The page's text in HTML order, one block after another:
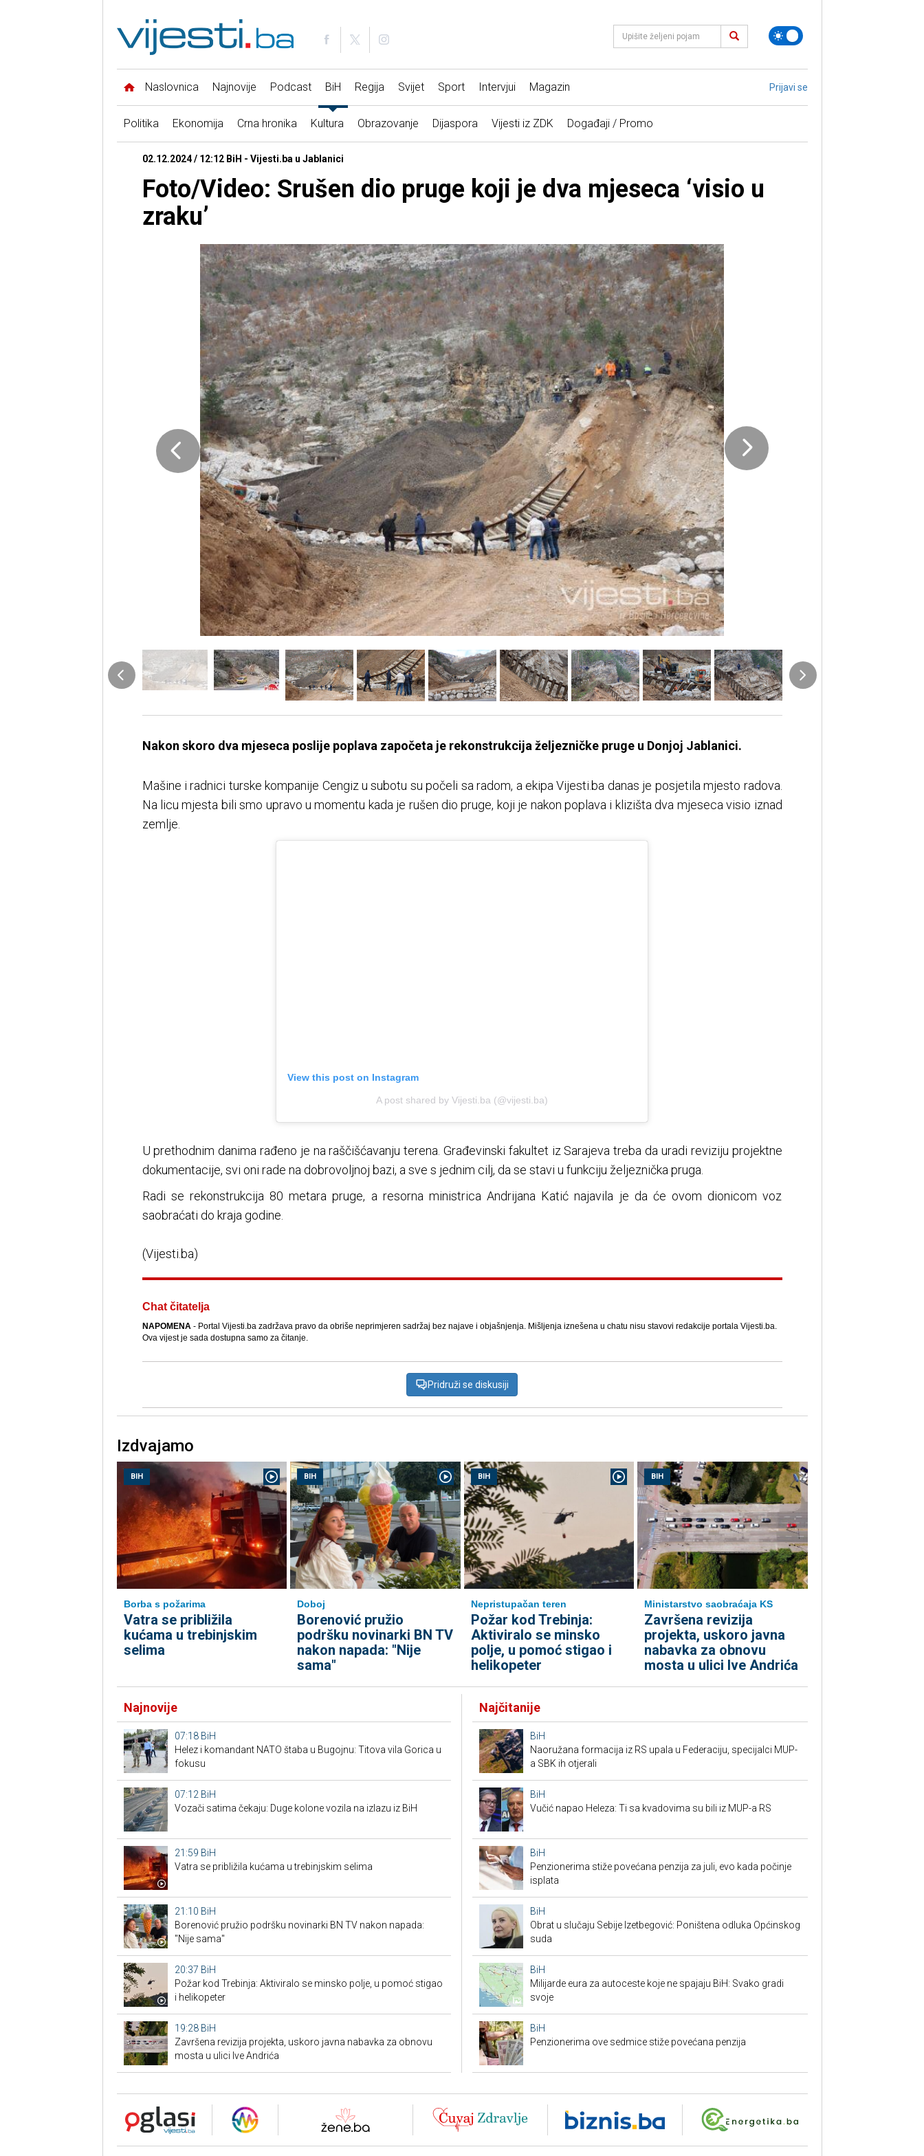
Naslovnica Najnovije Podcast BiH Regija Svijet Sport Intervjui Magazin Prijavi se
Politika Ekonomija Crna hronika Kultura Obrazovanje Dijaspora Vijesti iz ZDK Događaji / Promo
02.12.2024 / 12:12 BiH - Vijesti.ba u Jablanici
Foto/Video: Srušen dio pruge koji je dva mjeseca ‘visio u
zraku’
Nakon skoro dva mjeseca poslije poplava započeta je rekonstrukcija željezničke pruge u Donjoj Jablanici.
Mašine i radnici turske kompanije Cengiz u subotu su počeli sa radom, a ekipa Vijesti.ba danas je posjetila mjesto radova.
Na licu mjesta bili smo upravo u momentu kada je rušen dio pruge, koji je nakon poplava i klizišta dva mjeseca visio iznad
zemlje.
View this post on Instagram
A post shared by Vijesti.ba (@vijesti.ba)
U prethodnim danima rađeno je na raščišćavanju terena. Građevinski fakultet iz Sarajeva treba da uradi reviziju projektne
dokumentacije, svi oni rade na dobrovoljnoj bazi, a sve s jednim cilj, da se stavi u funkciju željeznička pruga.
Radi se rekonstrukcija 80 metara pruge, a resorna ministrica Andrijana Katić najavila je da će ovom dionicom voz
saobraćati do kraja godine.
(Vijesti.ba)
Chat čitatelja
NAPOMENA - Portal Vijesti.ba zadržava pravo da obriše neprimjeren sadržaj bez najave i objašnjenja. Mišljenja iznešena u chatu nisu stavovi redakcije portala Vijesti.ba.
Ova vijest je sada dostupna samo za čitanje.
Pridruži se diskusiji
Izdvajamo
BIH
Borba s požarima
Vatra se približila
kućama u trebinjskim
selima
BIH
Doboj
Borenović pružio
podršku novinarki BN TV
nakon napada: "Nije
sama"
BIH
Nepristupačan teren
Požar kod Trebinja:
Aktiviralo se minsko
polje, u pomoć stigao i
helikopeter
BIH
Ministarstvo saobraćaja KS
Završena revizija
projekta, uskoro javna
nabavka za obnovu
mosta u ulici Ive Andrića
Najnovije
07:18 BiH
Helez i komandant NATO štaba u Bugojnu: Titova vila Gorica u
fokusu
07:12 BiH
Vozači satima čekaju: Duge kolone vozila na izlazu iz BiH
21:59 BiH
Vatra se približila kućama u trebinjskim selima
21:10 BiH
Borenović pružio podršku novinarki BN TV nakon napada:
"Nije sama"
20:37 BiH
Požar kod Trebinja: Aktiviralo se minsko polje, u pomoć stigao
i helikopeter
19:28 BiH
Završena revizija projekta, uskoro javna nabavka za obnovu
mosta u ulici Ive Andrića
Najčitanije
BiH
Naoružana formacija iz RS upala u Federaciju, specijalci MUP-
a SBK ih otjerali
BiH
Vučić napao Heleza: Ti sa kvadovima su bili iz MUP-a RS
BiH
Penzionerima stiže povećana penzija za juli, evo kada počinje
isplata
BiH
Obrat u slučaju Sebije Izetbegović: Poništena odluka Općinskog
suda
BiH
Milijarde eura za autoceste koje ne spajaju BiH: Svako gradi
svoje
BiH
Penzionerima ove sedmice stiže povećana penzija